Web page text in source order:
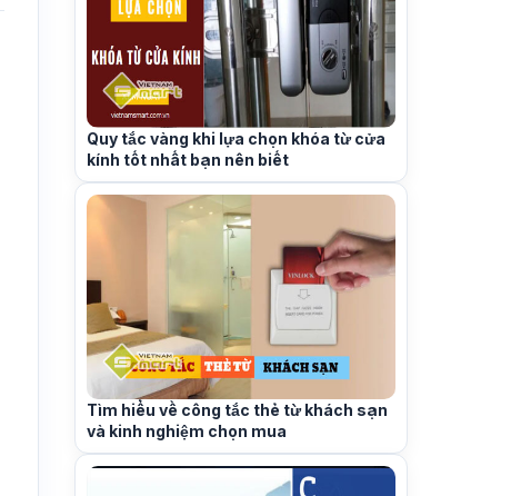
Quy tắc vàng khi lựa chọn khóa từ cửa
kính tốt nhất bạn nên biết
Tìm hiểu về công tắc thẻ từ khách sạn
và kinh nghiệm chọn mua